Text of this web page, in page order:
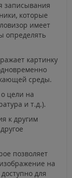
записывания
которые
имеет
определять
картинку
среды.
цели на
и т.д.).
к другим
позволяет
на
для